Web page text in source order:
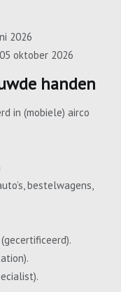
2026
oktober 2026
handen
in (mobiele) airco
bestelwagens,